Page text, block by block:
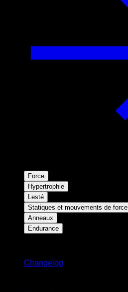
Force
Hypertrophie
Lesté
Statiques et mouvements de force
Anneaux
Endurance
Changelog